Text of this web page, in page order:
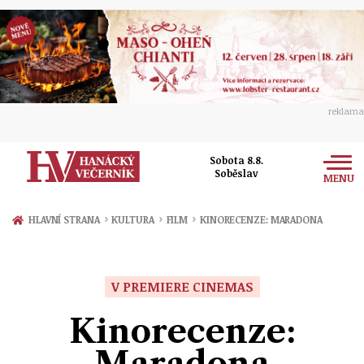
reklama
Sobota 8.8.
Soběslav
MENU
Zprávy
Ekonomika
Společnost
HLAVNÍ STRANA › KULTURA › FILM › KINORECENZE: MARADONA
V PREMIERE CINEMAS
Kinorecenze: